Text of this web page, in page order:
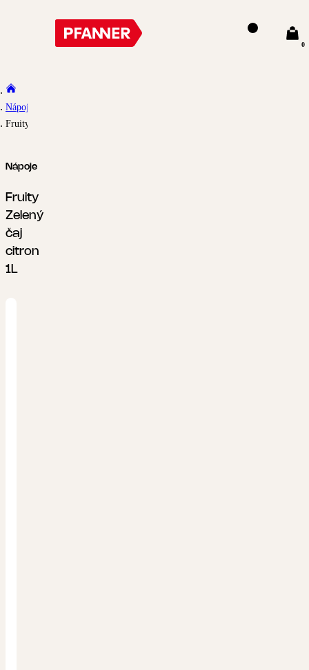
0
Nápoje
Fruity Zelený čaj citron 1L
Nápoje
Fruity
Zelený
čaj
citron
1L